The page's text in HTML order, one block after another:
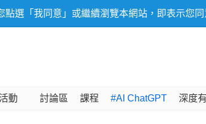
選「我同意」或繼續瀏覽本網站，即表示您
活動 討論區 課程 #AI ChatGPT 深度